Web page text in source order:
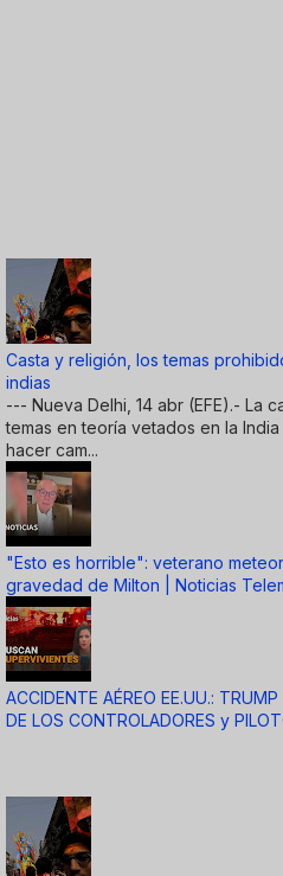
Casta y religión, los temas
indias
--- Nueva Delhi, 14 abr (EFE).- La
temas en teoría vetados en la
hacer cam...
"Esto es horrible": veterano
gravedad de Milton | Noticias
ACCIDENTE AÉREO EE.UU.:
DE LOS CONTROLADORES y